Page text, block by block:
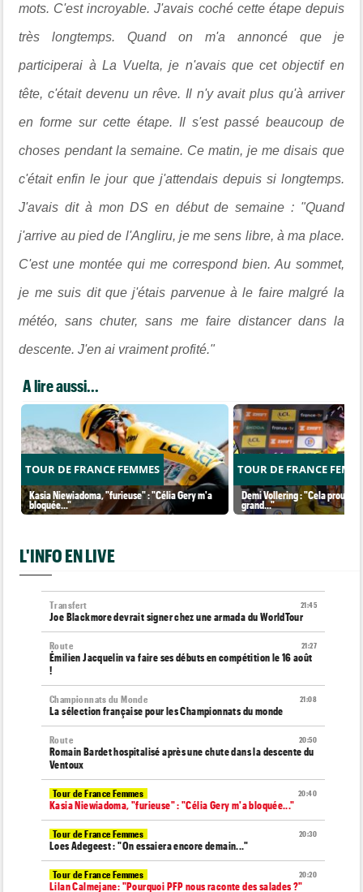
mots. C'est incroyable. J'avais coché cette étape depuis
très longtemps. Quand on m'a annoncé que je
participerai à La Vuelta, je n'avais que cet objectif en
tête, c'était devenu un rêve. Il n'y avait plus qu'à arriver
en forme sur cette étape. Il s'est passé beaucoup de
choses pendant la semaine. Ce matin, je me disais que
c'était enfin le jour que j'attendais depuis si longtemps.
J'avais dit à mon DS en début de semaine : "Quand
j'arrive au pied de l'Angliru, je me sens libre, à ma place.
C'est une montée qui me correspond bien. Au sommet,
je me suis dit que j'étais parvenue à le faire malgré la
météo, sans chuter, sans me faire distancer dans la
descente. J'en ai vraiment profité."
A lire aussi...
TOUR DE FRANCE FEMMES
Kasia Niewiadoma, "furieuse" : "Célia Gery m'a
bloquée..."
TOUR DE FRANCE
Demi Vollering : "Cela prouve
grand..."
L'INFO EN LIVE
21:45
Transfert
Joe Blackmore devrait signer chez une armada du WorldTour
21:27
Route
Émilien Jacquelin va faire ses débuts en compétition le 16 août
!
21:08
Championnats du Monde
La sélection française pour les Championnats du monde
20:50
Route
Romain Bardet hospitalisé après une chute dans la descente du
Ventoux
20:40
Tour de France Femmes
Kasia Niewiadoma, "furieuse" : "Célia Gery m'a bloquée..."
20:30
Tour de France Femmes
Loes Adegeest : "On essaiera encore demain..."
20:20
Tour de France Femmes
Lilan Calmejane: "Pourquoi PFP nous raconte des salades ?"